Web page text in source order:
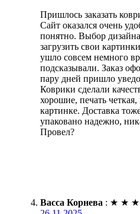
Пришлось заказать
Сайт оказался очень
понятно. Выбор
загрузить свои
ушло совсем немного
подсказывали. Заказ
пару дней пришло
Коврики сделали
хорошие, печать
картинке. Доставка
упаковано надежно,
Провел?
Васса Корнева : ★ ★ ★